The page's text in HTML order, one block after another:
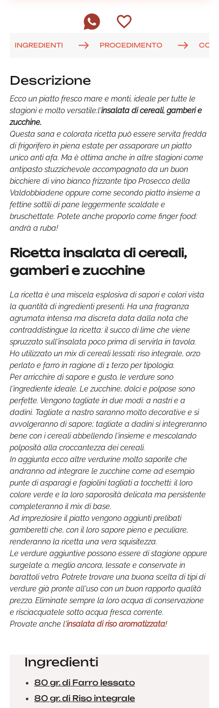
INGREDIENTI PROCEDIMENTO
Descrizione
Ecco un piatto fresco mare e monti, ideale per tutte le
stagioni e molto versatile:l'insalata di cereali, gamberi e
zucchine.
Questa sana e colorata ricetta può essere servita fredda
di frigorifero in piena estate per assaporare un piatto
unico anti afa. Ma è ottima anche in altre stagioni come
antipasto stuzzichevole accompagnato da un buon
bicchiere di vino bianco frizzante tipo Prosecco della
Valdobbiadene oppure come secondo piatto insieme a
fettine sottili di pane leggermente scaldate e
bruschettate. Potete anche proporlo come finger food:
andrà a ruba!
Ricetta insalata di cereali,
gamberi e zucchine
La ricetta è una miscela esplosiva di sapori e colori vista
la quantità di ingredienti presenti. Ha una fragranza
agrumata intensa ma discreta data dalla nota che
contraddistingue la ricetta: il succo di lime che viene
spruzzato sull'insalata poco prima di servirla in tavola.
Ho utilizzato un mix di cereali lessati: riso integrale, orzo
perlato e farro in ragione di 1 terzo per tipologia.
Per arricchire di sapore e gusto, le verdure sono
l'ingrediente ideale. Le zucchine, dolci e polpose sono
perfette. Vengono tagliate in due modi: a nastri e a
dadini. Tagliate a nastro saranno molto decorative e si
avvolgeranno di sapore; tagliate a dadini si integreranno
bene con i cereali abbellendo l'insieme e mescolando
polposità alla croccantezza dei cereali.
In aggiunta ecco altre verdurine molto saporite che
andranno ad integrare le zucchine come ad esempio
punte di asparagi e fagiolini tagliati a tocchetti: il loro
colore verde e la loro saporosità delicata ma persistente
completeranno il mix di base.
Ad impreziosire il piatto vengono aggiunti prelibati
gamberetti che, con il loro sapore pieno e peculiare,
renderanno la ricetta una vera squisitezza.
Le verdure aggiuntive possono essere di stagione oppure
surgelate o, meglio ancora, lessate e conservate in
barattoli vetro. Potrete trovare una buona scelta di tipi di
verdure già pronte all'uso con un buon rapporto qualità
prezzo. Eliminate sempre la loro acqua di conservazione
e risciacquatele sotto acqua fresca corrente.
Provate anche l'insalata di riso aromatizzata!
Ingredienti
80 gr. di Farro lessato
80 gr. di Riso integrale